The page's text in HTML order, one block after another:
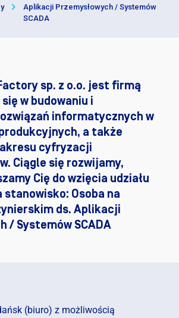
Aplikacji Przemysłowych / Systemów
SCADA
sp. z o.o. jest firmą
w budowaniu i
informatycznych w
a także
cyfryzacji
Ciągle się rozwijamy,
Cię do wzięcia udziału
Osoba na
ds. Aplikacji
/ Systemów SCADA
(biuro) z możliwością